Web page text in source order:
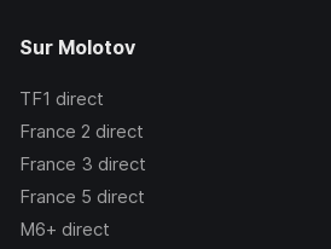
Sur Molotov
TF1 direct
France 2 direct
France 3 direct
France 5 direct
M6+ direct